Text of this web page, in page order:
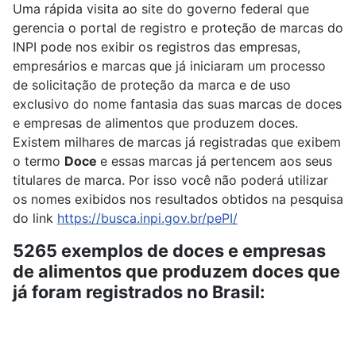
Uma rápida visita ao site do governo federal que
gerencia o portal de registro e proteção de marcas do
INPI pode nos exibir os registros das empresas,
empresários e marcas que já iniciaram um processo
de solicitação de proteção da marca e de uso
exclusivo do nome fantasia das suas marcas de doces
e empresas de alimentos que produzem doces.
Existem milhares de marcas já registradas que exibem
o termo Doce e essas marcas já pertencem aos seus
titulares de marca. Por isso você não poderá utilizar
os nomes exibidos nos resultados obtidos na pesquisa
do link https://busca.inpi.gov.br/pePI/
5265 exemplos de doces e empresas
de alimentos que produzem doces que
já foram registrados no Brasil: